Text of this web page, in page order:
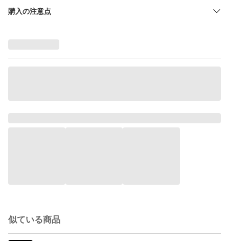
購入の注意点
似ている商品